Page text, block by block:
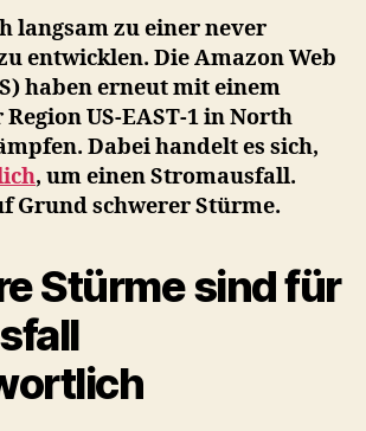
mit
Ausfall.
Wieder
ein
Stromausfall.
Wieder
North
Schwere
Stürme
langsam zu einer never
entwicklen. Die Amazon Web
haben erneut mit einem
US-EAST-1 in North
Dabei handelt es sich,
, um einen Stromausfall.
Grund schwerer Stürme.
Stürme sind für